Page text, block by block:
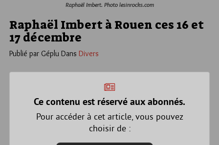
Raphaël Imbert. Photo lesinrocks.com
Raphaël Imbert à Rouen ces 16 et
17 décembre
Publié par Géplu Dans Divers
Ce contenu est réservé aux abonnés.
Pour accéder à cet article, vous pouvez
choisir de :